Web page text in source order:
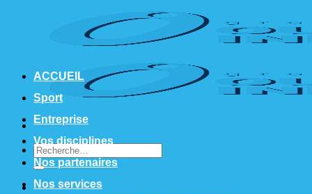
Recherche
pour :
ACCUEIL
Sport
Entreprise
Vos disciplines
Nos partenaires
Nos services